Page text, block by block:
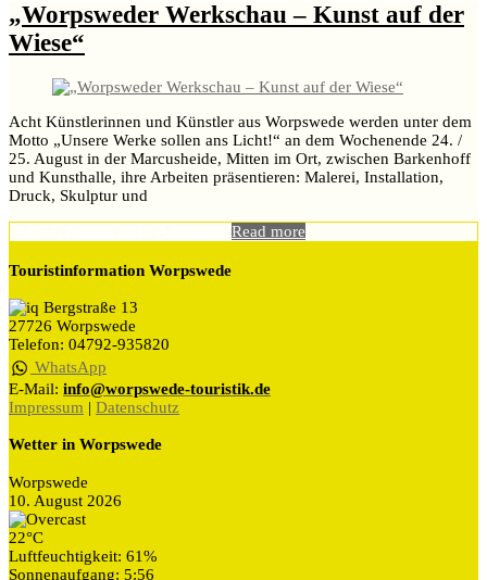
„Worpsweder Werkschau – Kunst auf der
Wiese“
Acht Künstlerinnen und Künstler aus Worpswede werden unter dem
Motto „Unsere Werke sollen ans Licht!“ an dem Wochenende 24. /
25. August in der Marcusheide, Mitten im Ort, zwischen Barkenhoff
und Kunsthalle, ihre Arbeiten präsentieren: Malerei, Installation,
Druck, Skulptur und
Read more
Touristinformation Worpswede
Bergstraße 13
27726 Worpswede
Telefon: 04792-935820
WhatsApp
E-Mail: info@worpswede-touristik.de
Impressum | Datenschutz
Wetter in Worpswede
Worpswede
10. August 2026
22°C
Luftfeuchtigkeit: 61%
Sonnenaufgang: 5:56